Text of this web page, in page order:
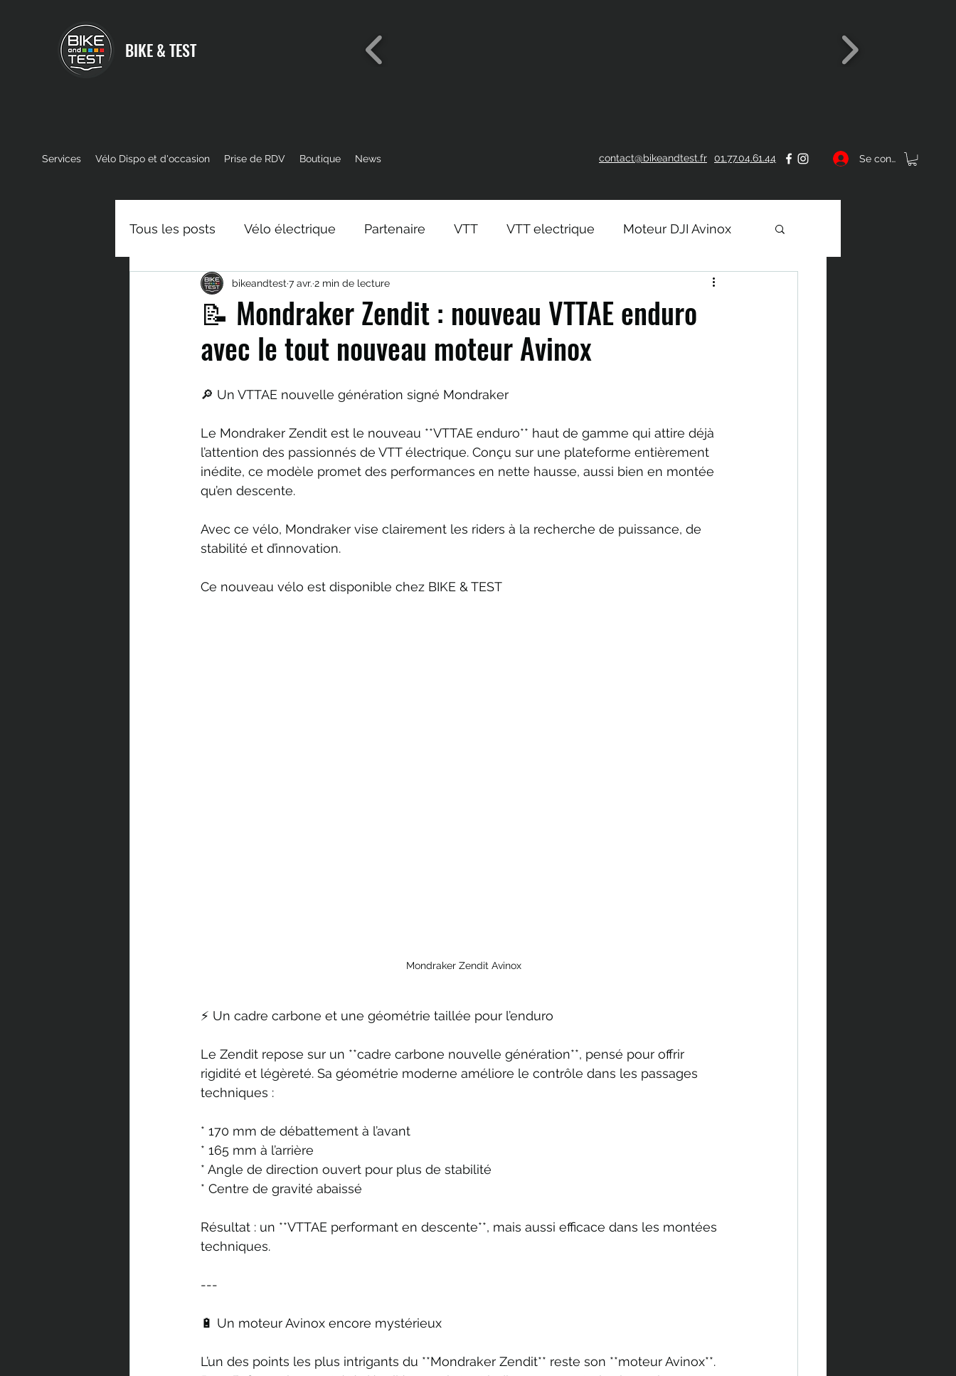
BIKE & TEST
Services Vélo Dispo et d'occasion Prise de RDV Boutique News contact@bikeandtest.fr 01.77.04.61.44 Se connecter
Tous les posts Vélo électrique Partenaire VTT VTT electrique Moteur DJI Avinox
Moteur VTT Electrique
📝 Mondraker Zendit : nouveau VTTAE enduro
avec le tout nouveau moteur Avinox
bikeandtest 7 avr. 2 min de lecture
🔎 Un VTTAE nouvelle génération signé Mondraker
Le Mondraker Zendit est le nouveau **VTTAE enduro** haut de gamme qui attire déjà
l’attention des passionnés de VTT électrique. Conçu sur une plateforme entièrement
inédite, ce modèle promet des performances en nette hausse, aussi bien en montée
qu’en descente.
Avec ce vélo, Mondraker vise clairement les riders à la recherche de puissance, de
stabilité et d’innovation.
Ce nouveau vélo est disponible chez BIKE & TEST
Mondraker Zendit Avinox
⚡ Un cadre carbone et une géométrie taillée pour l’enduro
Le Zendit repose sur un **cadre carbone nouvelle génération**, pensé pour offrir
rigidité et légèreté. Sa géométrie moderne améliore le contrôle dans les passages
techniques :
* 170 mm de débattement à l’avant
* 165 mm à l’arrière
* Angle de direction ouvert pour plus de stabilité
* Centre de gravité abaissé
Résultat : un **VTTAE performant en descente**, mais aussi efficace dans les montées
techniques.
---
🔋 Un moteur Avinox encore mystérieux
L’un des points les plus intrigants du **Mondraker Zendit** reste son **moteur Avinox**.